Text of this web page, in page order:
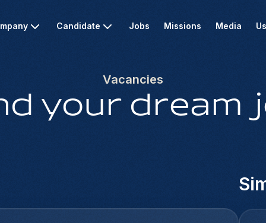
Candidate Jobs Missions Media
Vacancies
your dream